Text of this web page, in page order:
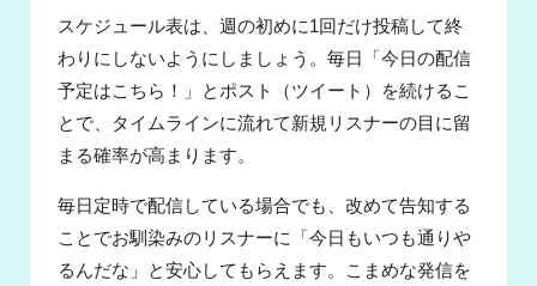
スケジュール表は、週の初めに1回だけ投稿して終
わりにしないようにしましょう。毎日「今日の配信
予定はこちら！」とポスト（ツイート）を続けるこ
とで、タイムラインに流れて新規リスナーの目に留
まる確率が高まります。
毎日定時で配信している場合でも、改めて告知する
ことでお馴染みのリスナーに「今日もいつも通りや
るんだな」と安心してもらえます。こまめな発信を